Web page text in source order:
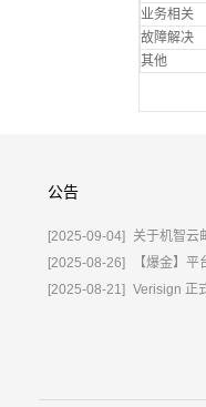
业务相关
故障解决
其他
公告
[2025-09-04]
关于机智云邮国内版全面升级
[2025-08-26]
【爆金】
[2025-08-21] Verisign 正式环境